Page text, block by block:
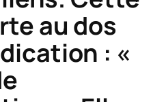
au dos
: «